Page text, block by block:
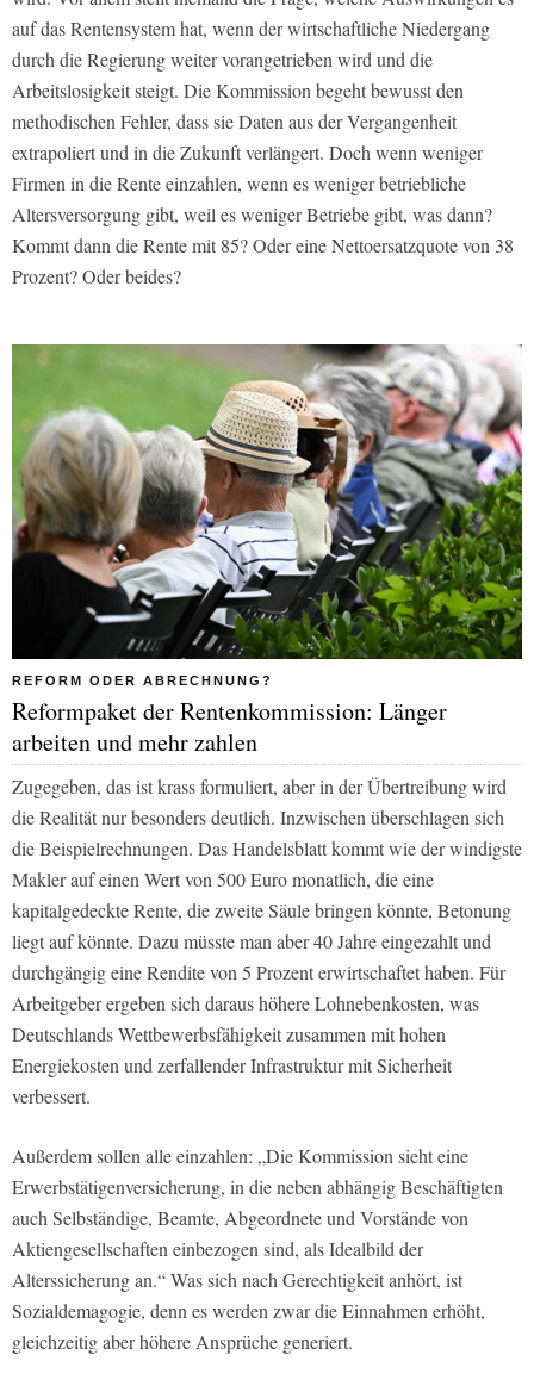
auf das Rentensystem hat, wenn der wirtschaftliche Niedergang
durch die Regierung weiter vorangetrieben wird und die
Arbeitslosigkeit steigt. Die Kommission begeht bewusst den
methodischen Fehler, dass sie Daten aus der Vergangenheit
extrapoliert und in die Zukunft verlängert. Doch wenn weniger
Firmen in die Rente einzahlen, wenn es weniger betriebliche
Altersversorgung gibt, weil es weniger Betriebe gibt, was dann?
Kommt dann die Rente mit 85? Oder eine Nettoersatzquote von 38
Prozent? Oder beides?
REFORM ODER ABRECHNUNG?
Reformpaket der Rentenkommission: Länger
arbeiten und mehr zahlen
Zugegeben, das ist krass formuliert, aber in der Übertreibung wird
die Realität nur besonders deutlich. Inzwischen überschlagen sich
die Beispielrechnungen. DasHandelsblattkommt wie der windigste
Makler auf einen Wert von 500 Euro monatlich, die eine
kapitalgedeckte Rente, die zweite Säule bringen könnte, Betonung
liegt auf könnte. Dazu müsste man aber 40 Jahre eingezahlt und
durchgängig eine Rendite von 5 Prozent erwirtschaftet haben. Für
Arbeitgeber ergeben sich daraus höhere Lohnebenkosten, was
Deutschlands Wettbewerbsfähigkeit zusammen mit hohen
Energiekosten und zerfallender Infrastruktur mit Sicherheit
verbessert.
Außerdem sollen alle einzahlen: „Die Kommission sieht eine
Erwerbstätigenversicherung, in die neben abhängig Beschäftigten
auch Selbständige, Beamte, Abgeordnete und Vorstände von
Aktiengesellschaften einbezogen sind, als Idealbild der
Alterssicherung an.“ Was sich nach Gerechtigkeit anhört, ist
Sozialdemagogie, denn es werden zwar die Einnahmen erhöht,
gleichzeitig aber höhere Ansprüche generiert.